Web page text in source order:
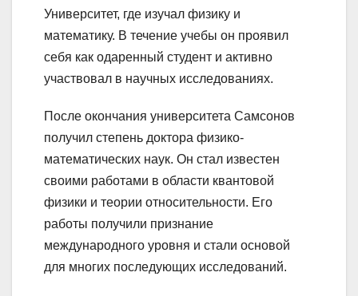
Университет, где изучал физику и
математику. В течение учебы он проявил
себя как одаренный студент и активно
участвовал в научных исследованиях.
После окончания университета Самсонов
получил степень доктора физико-
математических наук. Он стал известен
своими работами в области квантовой
физики и теории относительности. Его
работы получили признание
международного уровня и стали основой
для многих последующих исследований.